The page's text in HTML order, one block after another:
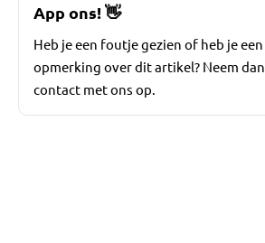
App ons!👋
Heb je een foutje gezien of heb je een
opmerking over dit artikel? Neem dan
contact met ons op.